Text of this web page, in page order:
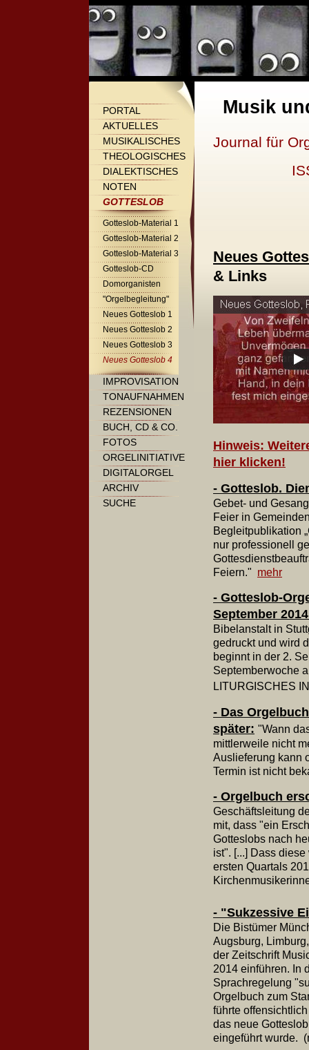
Musik
PORTAL
AKTUELLES
MUSIKALISCHES
THEOLOGISCHES
DIALEKTISCHES
NOTEN
GOTTESLOB
Gotteslob-Material 1
Gotteslob-Material 2
Gotteslob-Material 3
Gotteslob-CD
Domorganisten
"Orgelbegleitung"
Neues Gotteslob 1
Neues Gotteslob 2
Neues Gotteslob 3
Neues Gotteslob 4
IMPROVISATION
TONAUFNAHMEN
REZENSIONEN
BUCH, CD & CO.
FOTOS
ORGELINITIATIVE
DIGITALORGEL
ARCHIV
SUCHE
Journal für
Neues
& Links
Hinweis:
hier klicken!
- Gotteslob.
Gebet- und
Feier in
Begleitpublikation
nur professionell
Feiern." mehr
- Gotteslob-
September
Bibelanstalt in
gedruckt und wird
beginnt in der 2.
Septemberwoche
LITURGISCHES
- Das
später: "Wann
mittlerweile nicht
Auslieferung kann
Termin ist nicht
- Orgelbuch
Geschäftsleitung
mit, dass "ein
Gotteslobs nach
ist". [...] Dass
ersten Quartals
- "Sukzessive
Die Bistümer
Augsburg,
der Zeitschrift
2014 einführen. In
Sprachregelung
Orgelbuch zum
führte
das neue
eingeführt wurde.